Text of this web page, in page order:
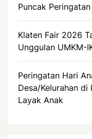
Puncak
Klaten Fair 2026
Unggulan UMKM-
Peringatan Hari
Desa/Kelurahan di
Layak Anak